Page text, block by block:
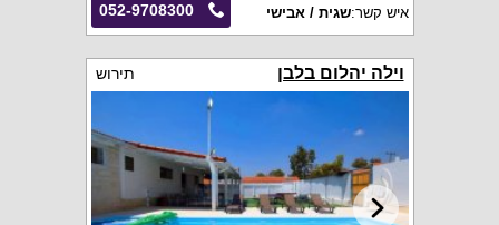
052-9708300 איש קשר:שגית / אבישי
וילה יהלום בלבן תירוש